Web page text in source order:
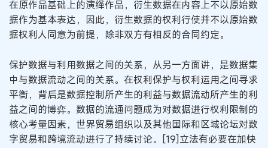
在原作品基础上的演绎作品，衍生数据在内容上不以原始数
据作为基本表达，因此，衍生数据的权利行使并不以原始数
据权利人同意为前提，除非双方有相反的合同约定。
保护数据与利用数据之间的关系，从另一方面讲，是数据集
中与数据流动之间的关系。在权利保护与权利运用之间寻求
平衡，背后是数据控制所产生的利益与数据流动所产生的利
益之间的博弈。数据的流通问题成为对数据进行权利限制的
核心考量因素，世界贸易组织以及其他国际和区域论坛对数
字贸易和跨境流动进行了持续讨论。[19]立法有必要在加快